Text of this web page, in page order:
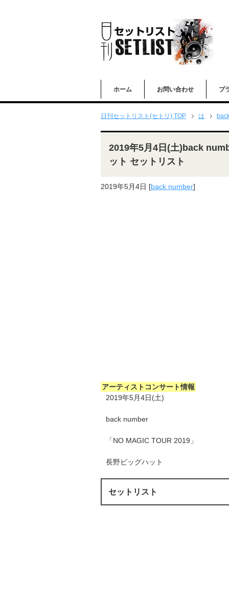
ホーム お問い合わせ プ
日刊セットリスト(セトリ) TOP は
2019年5月4日(土)back
ット セットリスト
2019年5月4日 [back number]
アーティストコンサート情報
2019年5月4日(土)
back number
「NO MAGIC TOUR 2019」
長野ビッグハット
セットリスト